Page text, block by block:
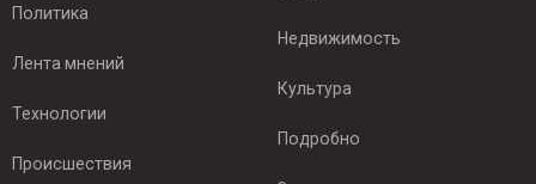
Политика
Лента мнений
Технологии
Происшествия
Недвижимость
Культура
Подробно